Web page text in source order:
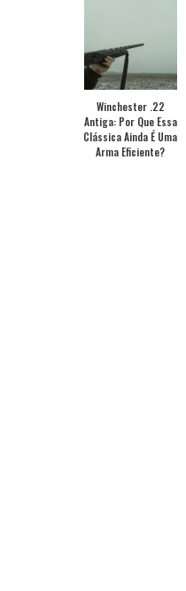
Winchester .22
Antiga: Por Que Essa
Clássica Ainda É Uma
Arma Eficiente?